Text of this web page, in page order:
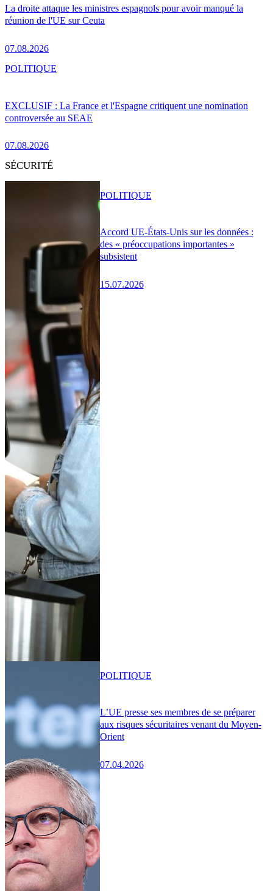
La droite attaque les ministres espagnols pour avoir manqué la
réunion de l'UE sur Ceuta
07.08.2026
EXCLUSIF : La France et l'Espagne critiquent une nomination
controversée au SEAE
07.08.2026
POLITIQUE
SÉCURITÉ
Accord UE-États-Unis sur les données :
des « préoccupations importantes »
subsistent
15.07.2026
POLITIQUE
L’UE presse ses membres de se préparer
aux risques sécuritaires venant du Moyen-
Orient
07.04.2026
POLITIQUE